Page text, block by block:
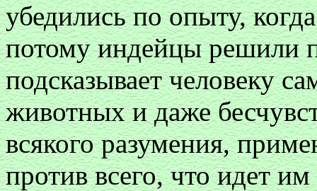
убедились по опыту,
потому индейцы решили
подсказывает человеку
животных и даже
всякого разумения,
против всего, что идет